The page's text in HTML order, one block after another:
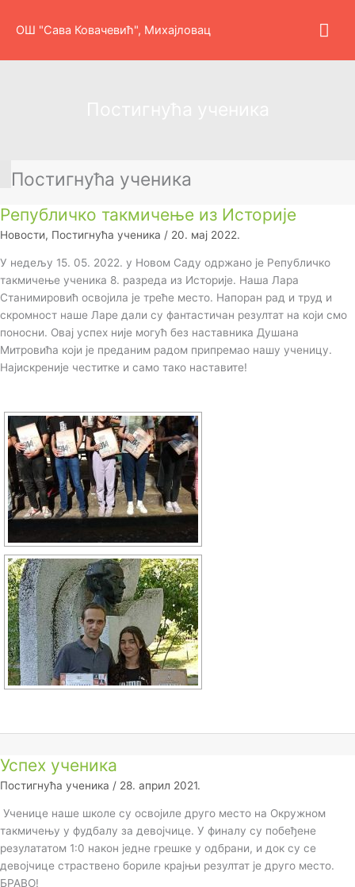
ОШ "Сава Ковачевић", Михајловац
Постигнућа ученика
Републичко такмичење из Историје
Новости, Постигнућа ученика / 20. мај 2022.
У недељу 15. 05. 2022. у Новом Саду одржано је Републичко
такмичење ученика 8. разреда из Историје. Наша Лара
Станимировић освојила је треће место. Напоран рад и труд и
скромност наше Ларе дали су фантастичан резултат на који смо
поносни. Овај успех није могућ без наставника Душана
Митровића који је преданим радом припремао нашу ученицу.
Најискреније честитке и само тако наставите!
Успех ученика
Постигнућа ученика / 28. април 2021.
Ученице наше школе су освојиле друго место на Окружном
такмичењу у фудбалу за девојчице. У финалу су побеђене
резулататом 1:0 након једне грешке у одбрани, и док су се
девојчице страствено бориле крајњи резултат је друго место.
БРАВО!